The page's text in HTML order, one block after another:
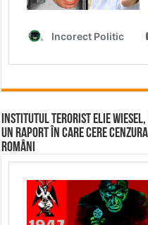
Institutul terorist Elie
un raport în care cere
români